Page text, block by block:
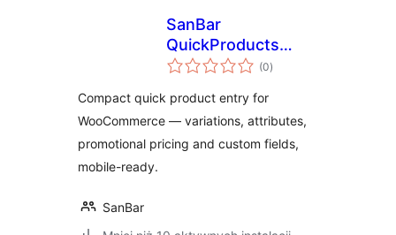
SanBar
QuickProducts
Entry for
(0wszystkich
ocen
)
Compact quick product entry for
WooCommerce — variations, attributes,
promotional pricing and custom fields,
mobile-ready.
SanBar